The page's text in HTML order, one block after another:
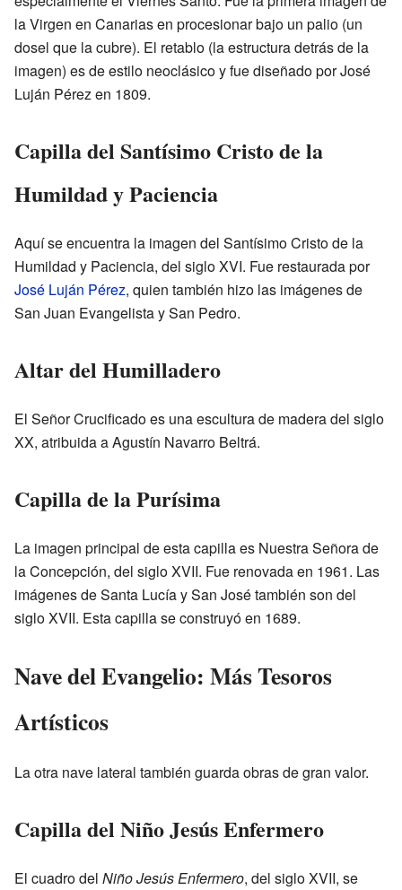
la Virgen en Canarias en procesionar bajo un palio (un
dosel que la cubre). El retablo (la estructura detrás de la
imagen) es de estilo neoclásico y fue diseñado por José
Luján Pérez en 1809.
Capilla del Santísimo Cristo de la
Humildad y Paciencia
Aquí se encuentra la imagen del Santísimo Cristo de la
Humildad y Paciencia, del siglo XVI. Fue restaurada por
José Luján Pérez, quien también hizo las imágenes de
San Juan Evangelista y San Pedro.
Altar del Humilladero
El Señor Crucificado es una escultura de madera del siglo
XX, atribuida a Agustín Navarro Beltrá.
Capilla de la Purísima
La imagen principal de esta capilla es Nuestra Señora de
la Concepción, del siglo XVII. Fue renovada en 1961. Las
imágenes de Santa Lucía y San José también son del
siglo XVII. Esta capilla se construyó en 1689.
Nave del Evangelio: Más Tesoros
Artísticos
La otra nave lateral también guarda obras de gran valor.
Capilla del Niño Jesús Enfermero
El cuadro del Niño Jesús Enfermero, del siglo XVII, se